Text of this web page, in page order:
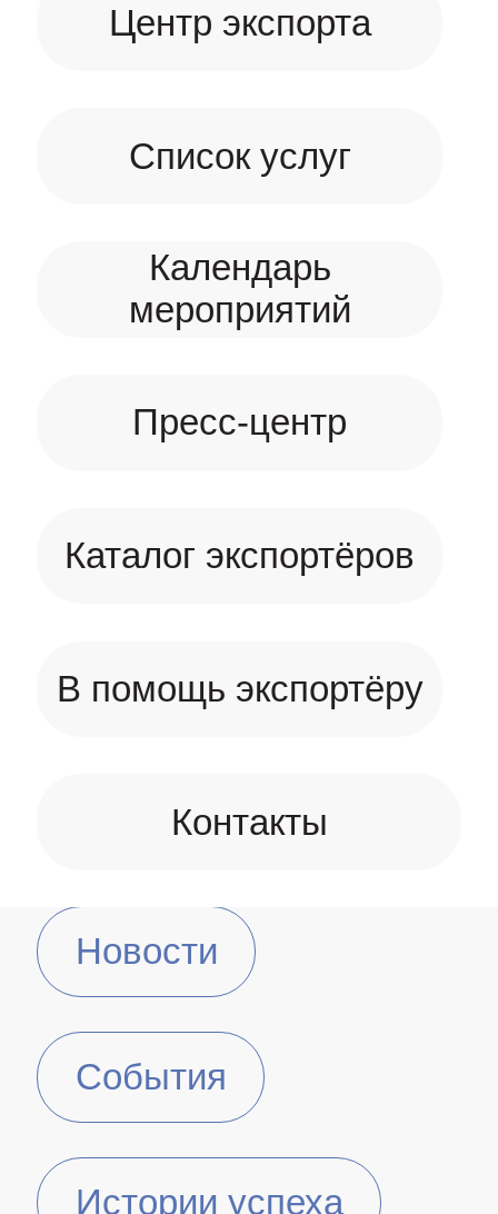
Центр экспорта
Список услуг
Календарь
мероприятий
Пресс-центр
Каталог экспортёров
В помощь экспортёру
Контакты
Новости
События
Истории успеха